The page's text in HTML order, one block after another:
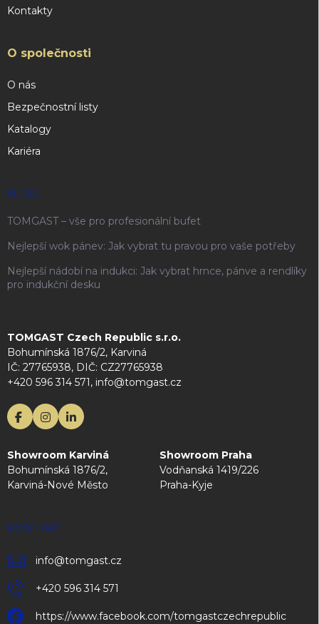
Kontakty
O společnosti
O nás
Bezpečnostní listy
Katalogy
Kariéra
BLOG
TOMGAST – vše pro profesionální bufet
Nejlepší wok pánev: Jak vybrat tu pravou pro vaše potřeby
Nejlepší nádobí na indukci: Jak vybrat hrnce, pánve a rendlíky
pro indukční desku
TOMGAST Czech Republic s.r.o.
Bohumínská 1876/2, Karviná
IČ: 27765938, DIČ: CZ27765938
+420 596 314 571, info@tomgast.cz
Showroom Karviná
Bohumínská 1876/2,
Karviná-Nové Město
Showroom Praha
Vodňanská 1419/226
Praha-Kyje
KONTAKT
info@tomgast.cz
+420 596 314 571
https://www.facebook.com/tomgastczechrepublic